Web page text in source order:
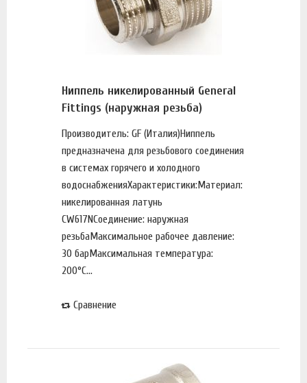
Ниппель никелированный General
Fittings (наружная резьба)
Производитель: GF (Италия)Ниппель
предназначена для резьбового соединения
в системах горячего и холодного
водоснабженияХарактеристики:Материал:
никелированная латунь
CW617NСоединение: наружная
резьбаМаксимальное рабочее давление:
30 барМаксимальная температура:
200°С...
Сравнение